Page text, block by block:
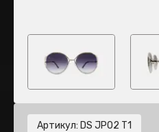
Артикул: DS JP02 T1